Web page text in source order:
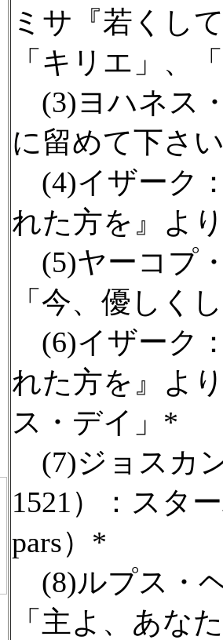
ミサ『若くし
「キリエ」、
(3)ヨハネス
に留めて下さ
(4)イザーク
れた方を』よ
(5)ヤーコプ
「今、優しく
(6)イザーク
れた方を』よ
ス・デイ」*
(7)ジョスカ
1521）：スタ
pars）*
(8)ルプス・
「主よ、あな